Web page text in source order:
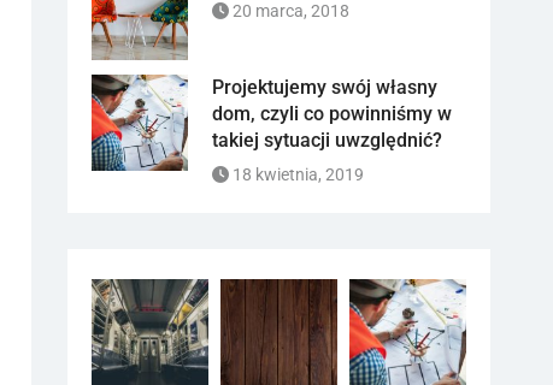
20 marca, 2018
Projektujemy swój własny
dom, czyli co powinniśmy w
takiej sytuacji uwzględnić?
18 kwietnia, 2019